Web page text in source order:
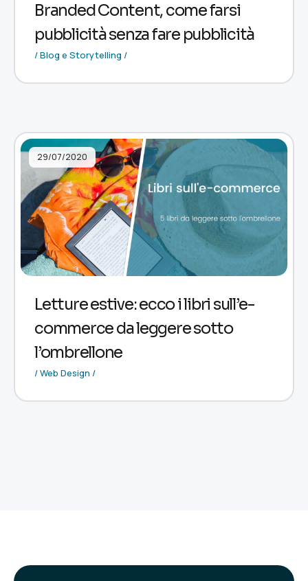
Branded Content, come farsi
pubblicità senza fare pubblicità
/ Blog e Storytelling /
29/07/2020
Letture estive: ecco i libri sull’e-
commerce da leggere sotto
l’ombrellone
/ Web Design /